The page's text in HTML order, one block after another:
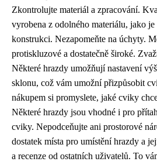
Zkontrolujte materiál a zpracování.
vyrobena z odolného materiálu, jako
konstrukci. Nezapomeňte na úchyty.
protiskluzové a dostatečně široké.
Některé hrazdy umožňují nastavení
sklonu, což vám umožní přizpůsobit
nákupem si promyslete, jaké cviky
Některé hrazdy jsou vhodné i pro
cviky. Nepodceňujte ani prostorové
dostatek místa pro umístění hrazdy a
a recenze od ostatních uživatelů. To